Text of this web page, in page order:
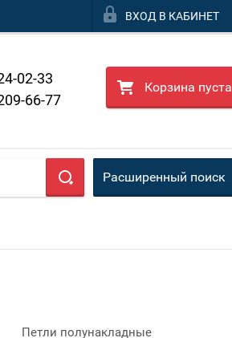
ВХОД В КАБИНЕТ
02-33
66-77
Корзина пуста
Расширенный поиск
полунакладные